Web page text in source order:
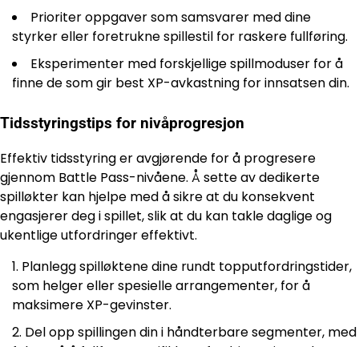
Prioriter oppgaver som samsvarer med dine
styrker eller foretrukne spillestil for raskere fullføring.
Eksperimenter med forskjellige spillmoduser for å
finne de som gir best XP-avkastning for innsatsen din.
Tidsstyringstips for nivåprogresjon
Effektiv tidsstyring er avgjørende for å progresere
gjennom Battle Pass-nivåene. Å sette av dedikerte
spilløkter kan hjelpe med å sikre at du konsekvent
engasjerer deg i spillet, slik at du kan takle daglige og
ukentlige utfordringer effektivt.
Planlegg spilløktene dine rundt topputfordringstider,
som helger eller spesielle arrangementer, for å
maksimere XP-gevinster.
Del opp spillingen din i håndterbare segmenter, med